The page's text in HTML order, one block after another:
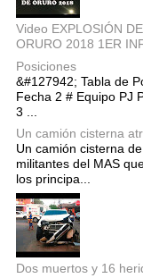
Video EXPLOSIÓN
ORURO 2018 1ER
Posiciones
&#127942; Tabla de
Fecha 2 # Equipo PJ
3 ...
Un camión cisterna
Un camión cisterna
militantes del MAS
los principa...
Dos muertos y 16